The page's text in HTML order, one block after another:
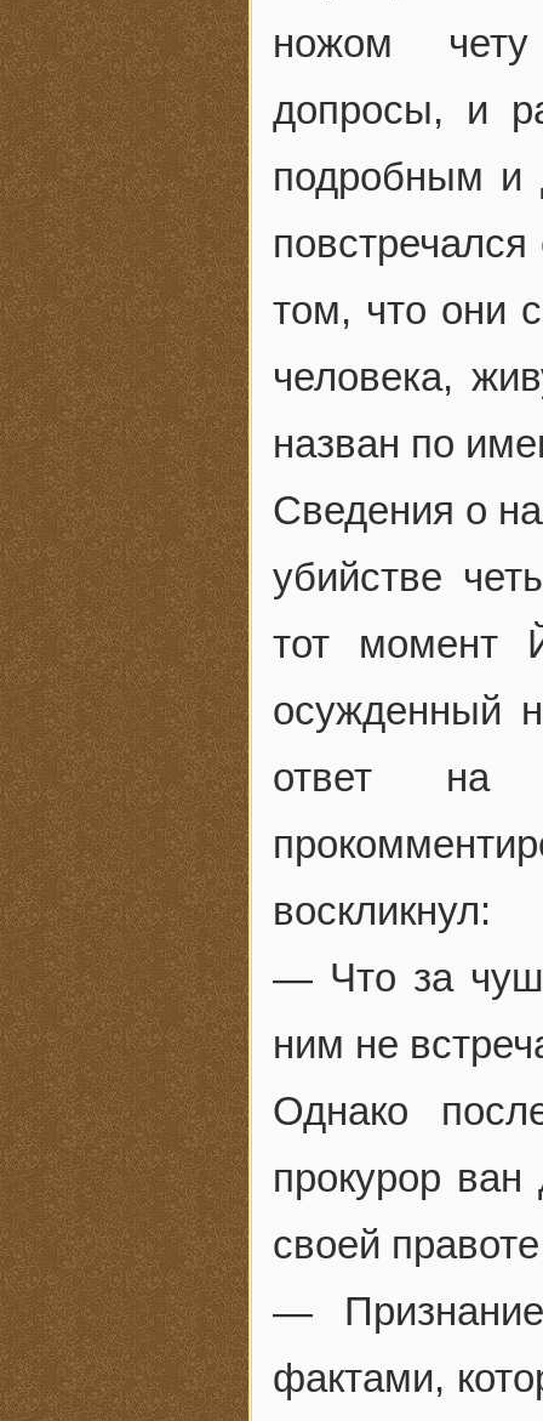
ножом
допросы, и
подробным и
том, что они
человека,
назван по
Сведения о
убийстве
тот момент
осужденный
ответ на
воскликнул:
— Что за
ним не
Однако
прокурор
своей
—
фактами,